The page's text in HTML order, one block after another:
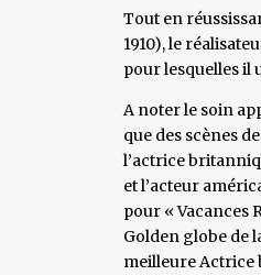
Tout en
1910), le
pour lesquelles il
A noter le soin
que des scènes
l’actrice
et l’acteur
pour « Vacances
Golden globe de
meilleure Actrice